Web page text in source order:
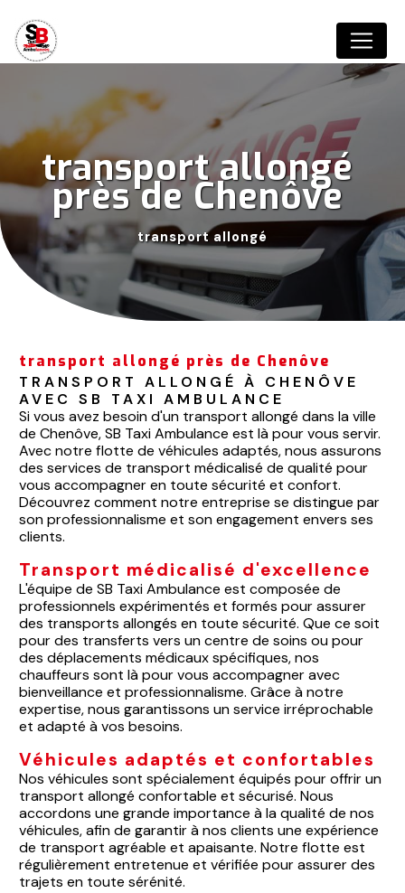
transport allongé
près de Chenôve
transport allongé
transport allongé près de Chenôve
TRANSPORT ALLONGÉ À CHENÔVE
AVEC SB TAXI AMBULANCE
Si vous avez besoin d'un transport allongé dans la ville
de Chenôve, SB Taxi Ambulance est là pour vous servir.
Avec notre flotte de véhicules adaptés, nous assurons
des services de transport médicalisé de qualité pour
vous accompagner en toute sécurité et confort.
Découvrez comment notre entreprise se distingue par
son professionnalisme et son engagement envers ses
clients.
Transport médicalisé d'excellence
L'équipe de SB Taxi Ambulance est composée de
professionnels expérimentés et formés pour assurer
des transports allongés en toute sécurité. Que ce soit
pour des transferts vers un centre de soins ou pour
des déplacements médicaux spécifiques, nos
chauffeurs sont là pour vous accompagner avec
bienveillance et professionnalisme. Grâce à notre
expertise, nous garantissons un service irréprochable
et adapté à vos besoins.
Véhicules adaptés et confortables
Nos véhicules sont spécialement équipés pour offrir un
transport allongé confortable et sécurisé. Nous
accordons une grande importance à la qualité de nos
véhicules, afin de garantir à nos clients une expérience
de transport agréable et apaisante. Notre flotte est
régulièrement entretenue et vérifiée pour assurer des
trajets en toute sérénité.